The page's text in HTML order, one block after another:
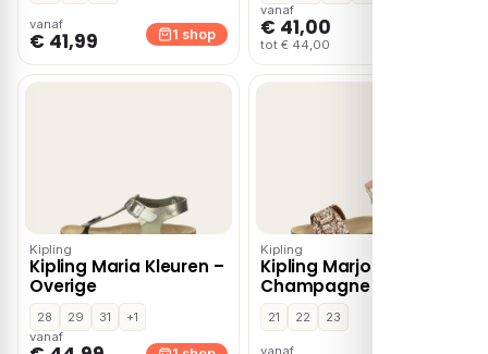
vanaf
€ 41,99 1 shop
vanaf
€ 41,00
tot € 44,00
Kipling
Kipling Maria Kleuren –
Overige
28 29 31
+1
vanaf
Kipling
Kipling Marjorie 2 –
Champagne
21 22 23
vanaf